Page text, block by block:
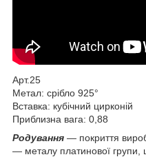
Арт.25
Метал: срібло 925°
Вставка: кубічний цирконій
Приблизна вага: 0,88
Родування — покриття
— металу платинової групи,